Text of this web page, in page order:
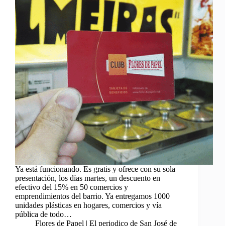
Ya está funcionando. Es gratis y ofrece con su sola
presentación, los días martes, un descuento en
efectivo del 15% en 50 comercios y
emprendimientos del barrio. Ya entregamos 1000
unidades plásticas en hogares, comercios y vía
pública de todo…
Flores de Papel | El periodico de San José de